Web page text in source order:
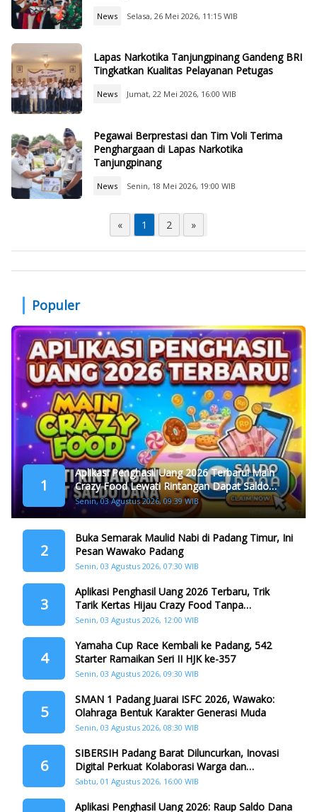
News Selasa, 26 Mei 2026, 11:15 WIB
Lapas Narkotika Tanjungpinang Gandeng BRI
Tingkatkan Kualitas Pelayanan Petugas
News Jumat, 22 Mei 2026, 16:00 WIB
Pegawai Berprestasi dan Tim Voli Terima
Penghargaan di Lapas Narkotika
Tanjungpinang
News Senin, 18 Mei 2026, 19:00 WIB
« 1 2 »
Populer
1
Aplikasi Penghasil Uang 2026 Terbaru! Main
Crazy Food Lewati Rintangan Dapat Saldo
Dana
Senin, 03 Agustus 2026, 09:39 WIB
2
Buka Semarak Maulid Nabi di Padang Timur, Ini
Pesan Wawako Padang
Senin, 03 Agustus 2026, 07:30 WIB
3
Aplikasi Penghasil Uang 2026 Terbaru, Trik
Tarik Kertas Hijau Crazy Food Tanpa
Penggandaan
Senin, 03 Agustus 2026, 12:00 WIB
4
Yamaha Cup Race Kembali ke Padang, 542
Starter Ramaikan Seri II HJK ke-357
Senin, 03 Agustus 2026, 09:30 WIB
5
SMAN 1 Padang Juarai ISFC 2026, Wawako:
Olahraga Bentuk Karakter Generasi Muda
Senin, 03 Agustus 2026, 08:30 WIB
6
SIBERSIH Padang Barat Diluncurkan, Inovasi
Digital Perkuat Kolaborasi Warga dan
Pemerintah Atasi Persampahan
Sabtu, 01 Agustus 2026, 16:00 WIB
Aplikasi Penghasil Uang 2026: Raup Saldo Dana